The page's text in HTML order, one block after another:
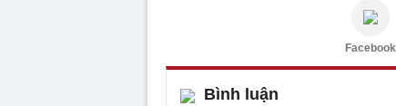
Facebook
Bình luận